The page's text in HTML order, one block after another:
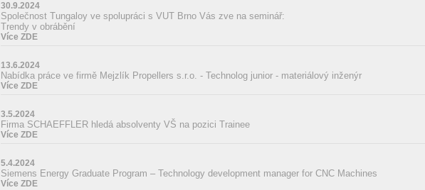
30.9.2024
Společnost Tungaloy ve spolupráci s VUT Brno Vás zve na seminář:
Trendy v obrábění
Více ZDE
13.6.2024
Nabídka práce ve firmě Mejzlík Propellers s.r.o. - Technolog junior - materiálový inženýr
Více ZDE
3.5.2024
Firma SCHAEFFLER hledá absolventy VŠ na pozici Trainee
Více ZDE
5.4.2024
Siemens Energy Graduate Program – Technology development manager for CNC Machines
Více ZDE